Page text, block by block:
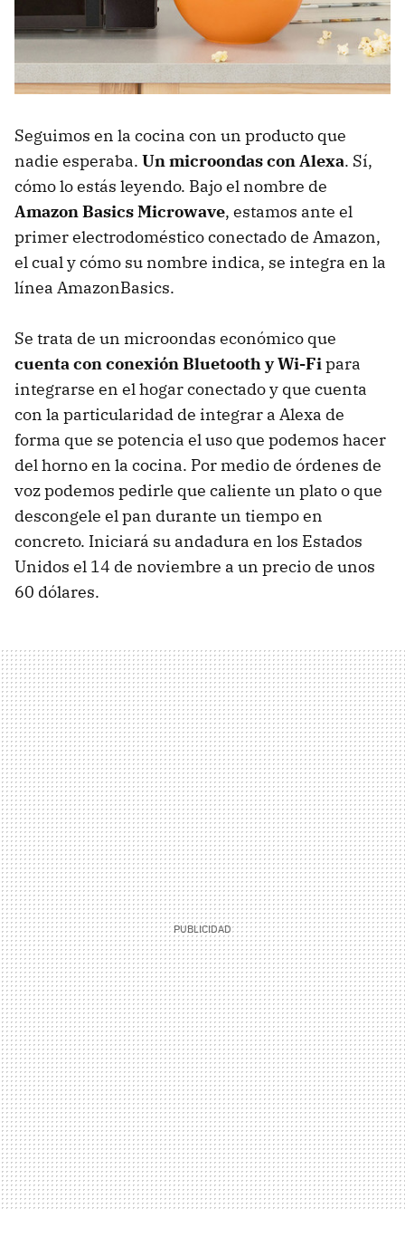
Seguimos en la cocina con un producto que
nadie esperaba. Un microondas con Alexa. Sí,
cómo lo estás leyendo. Bajo el nombre de
Amazon Basics Microwave, estamos ante el
primer electrodoméstico conectado de Amazon,
el cual y cómo su nombre indica, se integra en la
línea AmazonBasics.
Se trata de un microondas económico que
cuenta con conexión Bluetooth y Wi-Fipara
integrarse en el hogar conectado y que cuenta
con la particularidad de integrar a Alexa de
forma que se potencia el uso que podemos hacer
del horno en la cocina. Por medio de órdenes de
voz podemos pedirle que caliente un plato o que
descongele el pan durante un tiempo en
concreto. Iniciará su andadura en los Estados
Unidos el 14 de noviembre a un precio de unos
60 dólares.